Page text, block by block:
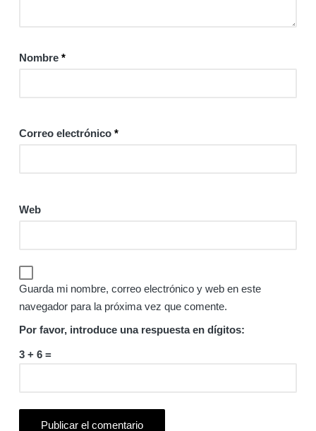
Nombre *
Correo electrónico *
Web
Guarda mi nombre, correo electrónico y web en este
navegador para la próxima vez que comente.
Por favor, introduce una respuesta en dígitos:
3 + 6 =